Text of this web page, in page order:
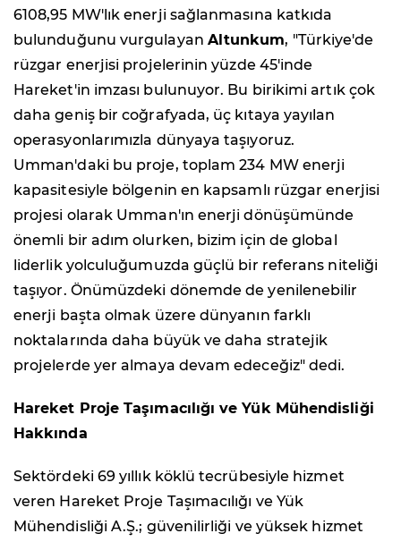
6108,95 MW'lık enerji sağlanmasına katkıda
bulunduğunu vurgulayan Altunkum, "Türkiye'de
rüzgar enerjisi projelerinin yüzde 45'inde
Hareket'in imzası bulunuyor. Bu birikimi artık çok
daha geniş bir coğrafyada, üç kıtaya yayılan
operasyonlarımızla dünyaya taşıyoruz.
Umman'daki bu proje, toplam 234 MW enerji
kapasitesiyle bölgenin en kapsamlı rüzgar enerjisi
projesi olarak Umman'ın enerji dönüşümünde
önemli bir adım olurken, bizim için de global
liderlik yolculuğumuzda güçlü bir referans niteliği
taşıyor. Önümüzdeki dönemde de yenilenebilir
enerji başta olmak üzere dünyanın farklı
noktalarında daha büyük ve daha stratejik
projelerde yer almaya devam edeceğiz" dedi.
Hareket Proje Taşımacılığı ve Yük Mühendisliği
Hakkında
Sektördeki 69 yıllık köklü tecrübesiyle hizmet
veren Hareket Proje Taşımacılığı ve Yük
Mühendisliği A.Ş.; güvenilirliği ve yüksek hizmet